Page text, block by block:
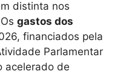
distinta nos
gastos dos
financiados pela
Parlamentar
acelerado de